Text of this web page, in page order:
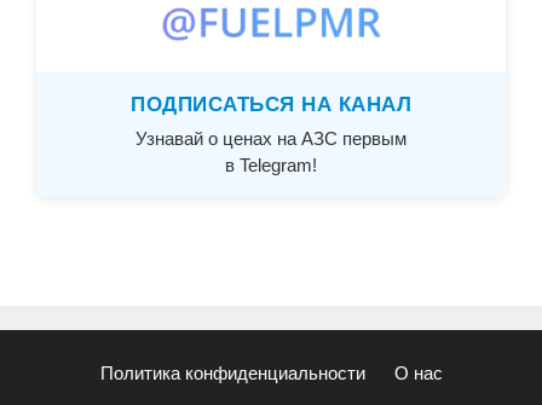
ПОДПИСАТЬСЯ НА КАНАЛ
Узнавай о ценах на АЗС первым
в Telegram!
Политика конфиденциальности О нас